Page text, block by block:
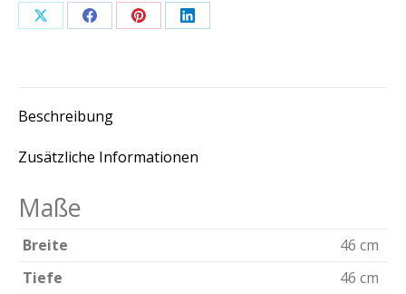
Share Share Share Share
Beschreibung
Zusätzliche Informationen
Maße
Breite
46 cm
Tiefe
46 cm